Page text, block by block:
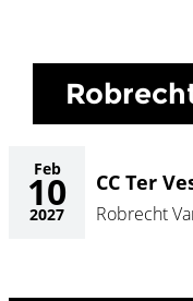
Feb
10
2027
CC Ter
Robrecht